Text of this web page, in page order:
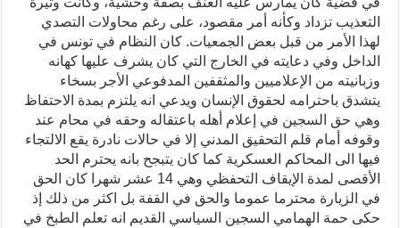
التعذيب تزداد وكأنه أمر مقصود، على رغم محاولات التصدي
لهذا الأمر من قبل بعض الجمعيات. كان النظام في تونس في
الداخل وفي دعايته في الخارج التي كان يشرف عليها كهانه
وزبانيته من الإعلاميين والمثقفين المدفوعي الأجر بسخاء
يتشدق باحترامه لحقوق الإنسان ويدعي انه يلتزم بمدة الاحتفاظ
وهي حق السجين في إعلام أهله باعتقاله وحقه في محام عند
وقوفه أمام قلم التحقيق المدني إلا في حالات نادرة يقع الالتجاء
فيها الى المحاكم العسكرية كما كان يتبجح بانه يحترم الحد
الأقصى لمدة الإيقاف التحفظي وهي 14 عشر شهرا كان الحق
في الزيارة محترما عموما والحق في القفة بل اكثر من ذلك إذ
حكى حمة الهمامي السجين السياسي القديم انه تعلم الطبخ في